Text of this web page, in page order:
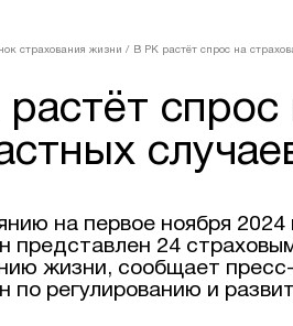
страхования жизни / В РК растёт спрос на
спрос
на первое ноября
представлен 24
жизни, сообщает
по регулированию и